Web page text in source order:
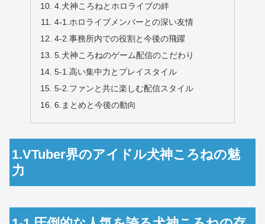
4.犬神ころねとホロライブの絆
4-1.ホロライブメンバーとの深い友情
4-2.事務所内での役割と今後の飛躍
5.犬神ころねのゲーム配信のこだわり
5-1.高い集中力とプレイスタイル
5-2.ファンと共に楽しむ配信スタイル
6.まとめと今後の動向
1.VTuber界のアイドル犬神ころねの魅
力